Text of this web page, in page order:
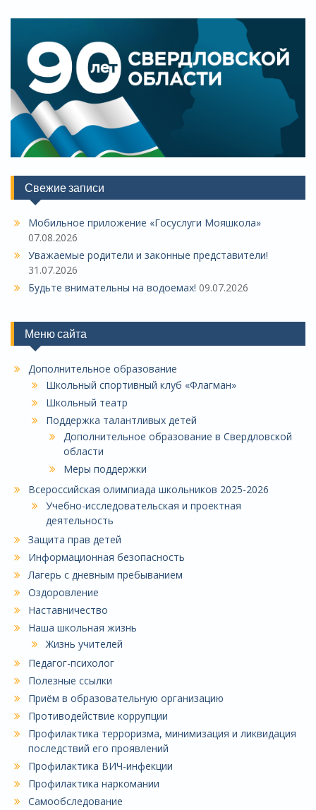
Свежие записи
Мобильное приложение «Госуслуги Мояшкола»
07.08.2026
Уважаемые родители и законные представители!
31.07.2026
Будьте внимательны на водоемах! 09.07.2026
Меню сайта
Дополнительное образование
Школьный спортивный клуб «Флагман»
Школьный театр
Поддержка талантливых детей
Дополнительное образование в Свердловской
области
Меры поддержки
Всероссийская олимпиада школьников 2025-2026
Учебно-исследовательская и проектная
деятельность
Защита прав детей
Информационная безопасность
Лагерь с дневным пребыванием
Оздоровление
Наставничество
Наша школьная жизнь
Жизнь учителей
Педагог-психолог
Полезные ссылки
Приём в образовательную организацию
Противодействие коррупции
Профилактика терроризма, минимизация и ликвидация
последствий его проявлений
Профилактика ВИЧ-инфекции
Профилактика наркомании
Самообследование